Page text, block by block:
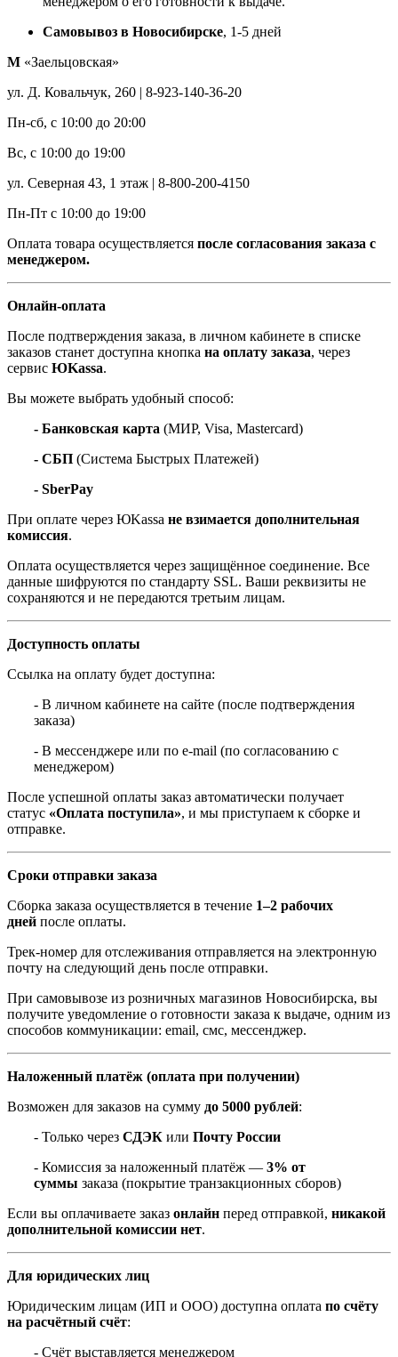
Самовывоз в Новосибирске, 1-5 дней
М «Заельцовская»
ул. Д. Ковальчук, 260 | 8-923-140-36-20
Пн-сб, с 10:00 до 20:00
Вс, с 10:00 до 19:00
ул. Северная 43, 1 этаж | 8-800-200-4150
Пн-Пт с 10:00 до 19:00
Оплата товара осуществляется после согласования заказа с
менеджером.
Онлайн-оплата
После подтверждения заказа, в личном кабинете в списке
заказов станет доступна кнопка на оплату заказа, через
сервис ЮKassa.
Вы можете выбрать удобный способ:
- Банковская карта (МИР, Visa, Mastercard)
- СБП (Система Быстрых Платежей)
- SberPay
При оплате через ЮKassa не взимается дополнительная
комиссия.
Оплата осуществляется через защищённое соединение. Все
данные шифруются по стандарту SSL. Ваши реквизиты не
сохраняются и не передаются третьим лицам.
Доступность оплаты
Ссылка на оплату будет доступна:
- В личном кабинете на сайте (после подтверждения
заказа)
- В мессенджере или по e-mail (по согласованию с
менеджером)
После успешной оплаты заказ автоматически получает
статус «Оплата поступила», и мы приступаем к сборке и
отправке.
Сроки отправки заказа
Сборка заказа осуществляется в течение 1–2 рабочих
дней после оплаты.
Трек-номер для отслеживания отправляется на электронную
почту на следующий день после отправки.
При самовывозе из розничных магазинов Новосибирска, вы
получите уведомление о готовности заказа к выдаче, одним из
способов коммуникации: email, смс, мессенджер.
Наложенный платёж (оплата при получении)
Возможен для заказов на сумму до 5000 рублей:
- Только через СДЭК или Почту России
- Комиссия за наложенный платёж — 3% от
суммы заказа (покрытие транзакционных сборов)
Если вы оплачиваете заказ онлайн перед отправкой, никакой
дополнительной комиссии нет.
Для юридических лиц
Юридическим лицам (ИП и ООО) доступна оплата по счёту
на расчётный счёт:
- Счёт выставляется менеджером